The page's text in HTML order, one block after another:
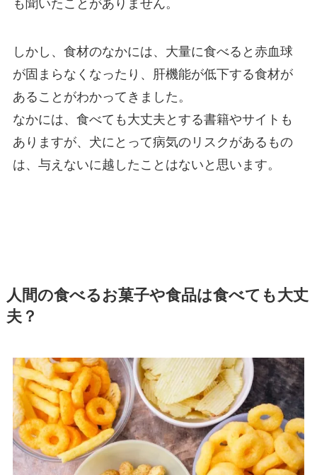
も聞いたことがありません。
しかし、食材のなかには、大量に食べると赤血球
が固まらなくなったり、肝機能が低下する食材が
あることがわかってきました。
なかには、食べても大丈夫とする書籍やサイトも
ありますが、犬にとって病気のリスクがあるもの
は、与えないに越したことはないと思います。
人間の食べるお菓子や食品は食べても大丈
夫？